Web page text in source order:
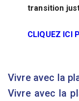
transition
CLIQUEZ ICI
Vivre avec la
Vivre avec la